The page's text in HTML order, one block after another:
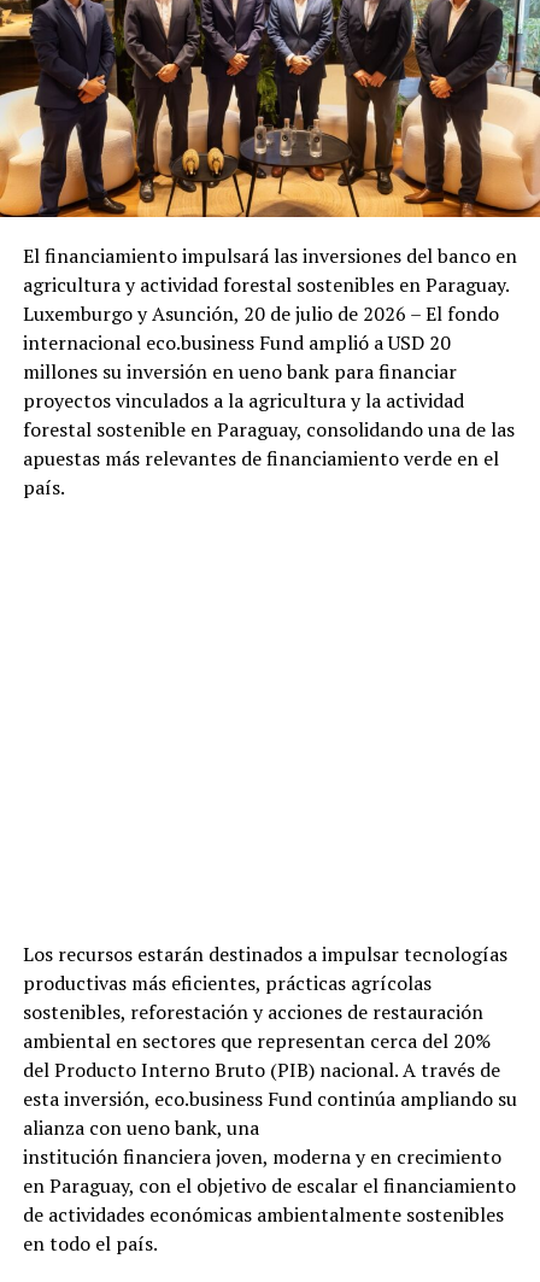
El financiamiento impulsará las inversiones del banco en
agricultura y actividad forestal sostenibles en Paraguay.
Luxemburgo y Asunción, 20 de julio de 2026 – El fondo
internacional eco.business Fund amplió a USD 20
millones su inversión en ueno bank para financiar
proyectos vinculados a la agricultura y la actividad
forestal sostenible en Paraguay, consolidando una de las
apuestas más relevantes de financiamiento verde en el
país.
Los recursos estarán destinados a impulsar tecnologías
productivas más eficientes, prácticas agrícolas
sostenibles, reforestación y acciones de restauración
ambiental en sectores que representan cerca del 20%
del Producto Interno Bruto (PIB) nacional. A través de
esta inversión, eco.business Fund continúa ampliando su
alianza con ueno bank, una
institución financiera joven, moderna y en crecimiento
en Paraguay, con el objetivo de escalar el financiamiento
de actividades económicas ambientalmente sostenibles
en todo el país.